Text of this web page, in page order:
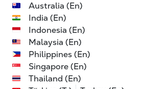
Australia (En)
India (En)
Indonesia (En)
Malaysia (En)
Philippines (En)
Singapore (En)
Thailand (En)